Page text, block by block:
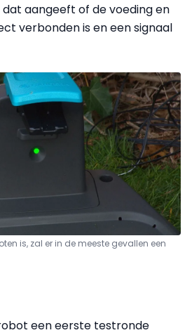
aangeeft of de voeding en
verbonden is en een signaal
is, zal er in de meeste gevallen een
een eerste testronde